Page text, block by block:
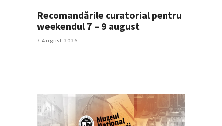
Recomandările curatorial pentru
weekendul 7 – 9 august
7 August 2026